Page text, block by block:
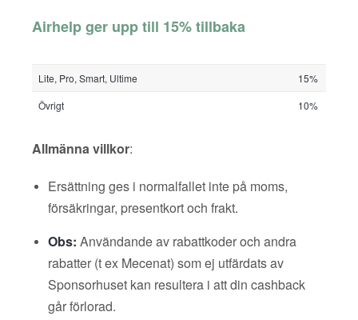
Airhelp ger upp till 15% tillbaka
Lite, Pro, Smart, Ultime
15%
Övrigt
10%
Allmänna villkor:
Ersättning ges i normalfallet inte på moms,
försäkringar, presentkort och frakt.
Obs: Användande av rabattkoder och andra
rabatter (t ex Mecenat) som ej utfärdats av
Sponsorhuset kan resultera i att din cashback
går förlorad.